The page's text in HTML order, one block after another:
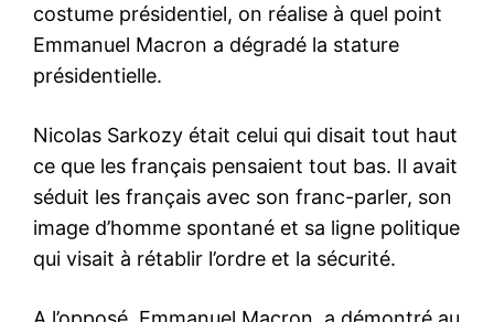
costume présidentiel, on réalise à quel point
Emmanuel Macron a dégradé la stature
présidentielle.
Nicolas Sarkozy était celui qui disait tout haut
ce que les français pensaient tout bas. Il avait
séduit les français avec son franc-parler, son
image d’homme spontané et sa ligne politique
qui visait à rétablir l’ordre et la sécurité.